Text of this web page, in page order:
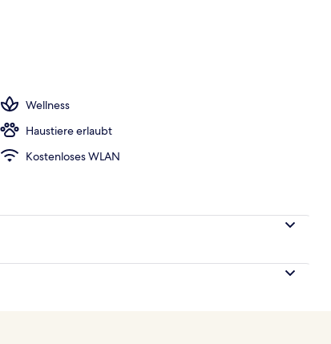
Wellness
Haustiere erlaubt
Kostenloses WLAN